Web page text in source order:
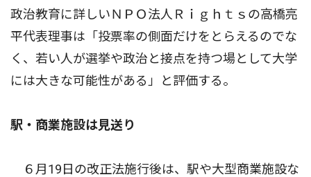
政治教育に詳しいＮＰＯ法人Ｒｉｇｈｔｓの高橋亮
平代表理事は「投票率の側面だけをとらえるのでな
く、若い人が選挙や政治と接点を持つ場として大学
には大きな可能性がある」と評価する。
駅・商業施設は見送り
６月19日の改正法施行後は、駅や大型商業施設な